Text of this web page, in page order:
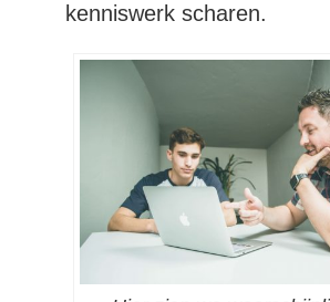
kenniswerk scharen.